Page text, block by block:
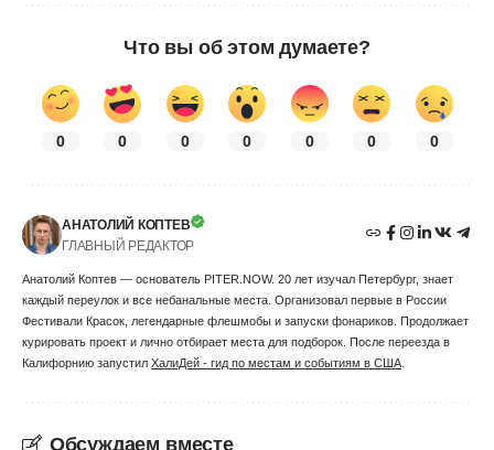
Что вы об этом думаете?
0 0 0 0 0 0 0
АНАТОЛИЙ КОПТЕВ
ГЛАВНЫЙ РЕДАКТОР
Анатолий Коптев — основатель PITER.NOW. 20 лет изучал Петербург, знает
каждый переулок и все небанальные места. Организовал первые в России
Фестивали Красок, легендарные флешмобы и запуски фонариков. Продолжает
курировать проект и лично отбирает места для подборок. После переезда в
Калифорнию запустил ХалиДей - гид по местам и событиям в США
Обсуждаем вместе